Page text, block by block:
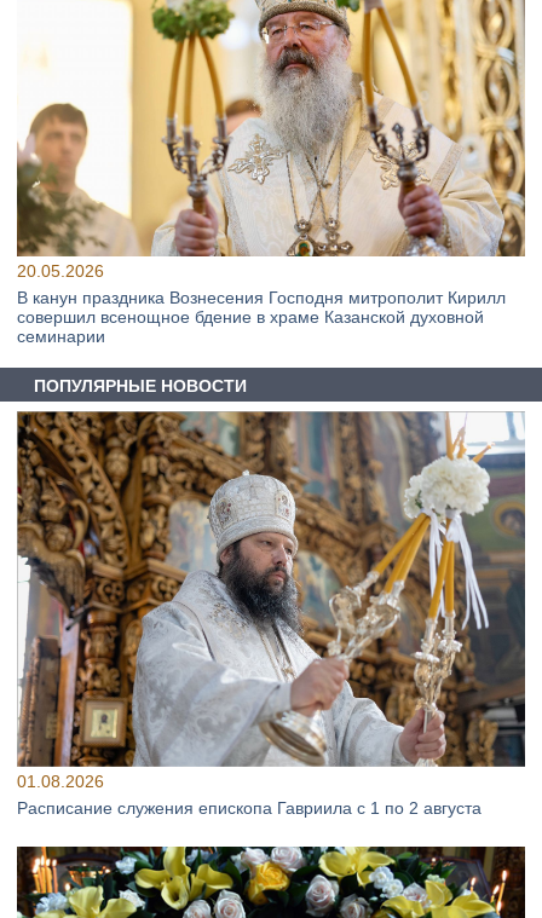
20.05.2026
В канун праздника Вознесения Господня митрополит Кирилл
совершил всенощное бдение в храме Казанской духовной
семинарии
ПОПУЛЯРНЫЕ НОВОСТИ
01.08.2026
Расписание служения епископа Гавриила с 1 по 2 августа